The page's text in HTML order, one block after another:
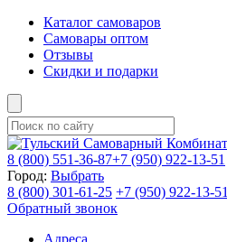
Каталог самоваров
Самовары оптом
Отзывы
Скидки и подарки
8 (800) 551-36-87+7 (950) 922-13-51
Город: Выбрать
8 (800) 301-61-25 +7 (950) 922-13-51
Обратный звонок
Адреса